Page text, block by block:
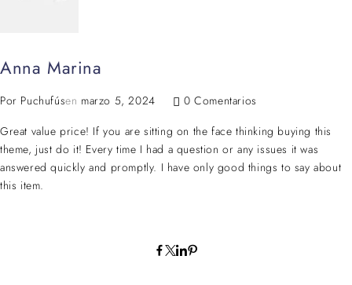
Anna Marina
Por Puchufúsen marzo 5, 2024
0 Comentarios
Great value price! If you are sitting on the face thinking buying this
theme, just do it! Every time I had a question or any issues it was
answered quickly and promptly. I have only good things to say about
this item.